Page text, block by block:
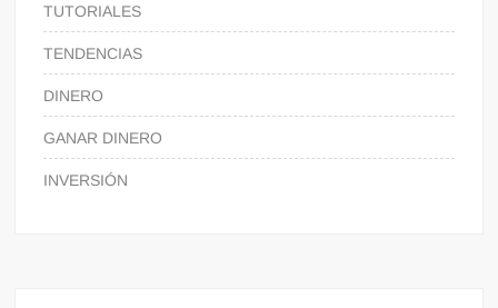
TUTORIALES
TENDENCIAS
DINERO
GANAR DINERO
INVERSIÓN